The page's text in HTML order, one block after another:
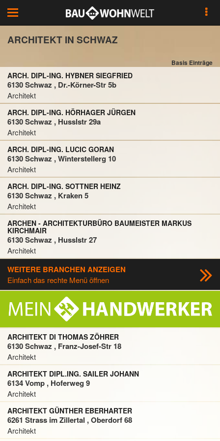
Toggle
navigation
ARCHITEKT IN SCHWAZ
Basis Einträge
ARCH. DIPL-ING. HYBNER SIEGFRIED
6130 Schwaz , Dr.-Körner-Str 5b
Architekt
ARCH. DIPL-ING. HÖRHAGER JÜRGEN
6130 Schwaz , Husslstr 29a
Architekt
ARCH. DIPL-ING. LUCIC GORAN
6130 Schwaz , Winterstellerg 10
Architekt
ARCH. DIPL-ING. SOTTNER HEINZ
6130 Schwaz , Kraken 5
Architekt
ARCHEN - ARCHITEKTURBÜRO BAUMEISTER MARKUS
KIRCHMAIR
6130 Schwaz , Husslstr 27
Architekt
WEITERE BRANCHEN ANZEIGEN
Einfach das rechte Menü öffnen
ARCHITEKT DI THOMAS ZÖHRER
6130 Schwaz , Franz-Josef-Str 18
Architekt
ARCHITEKT DIPL.ING. SAILER JOHANN
6134 Vomp , Hoferweg 9
Architekt
ARCHITEKT GÜNTHER EBERHARTER
6261 Strass im Zillertal , Oberdorf 68
Architekt